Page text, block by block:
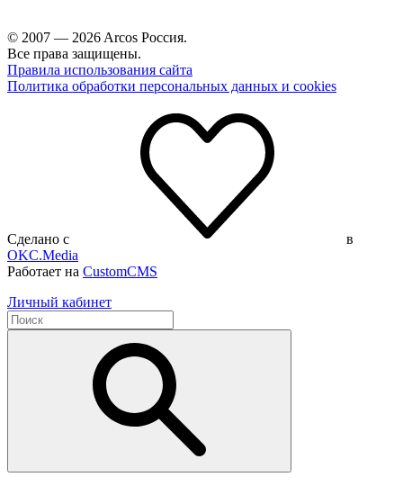
© 2007 — 2026 Arcos Россия.
Все права защищены.
Правила использования сайта
Политика обработки персональных данных и cookies
Сделано с
в
OKC.Media
Работает на CustomCMS
Личный кабинет